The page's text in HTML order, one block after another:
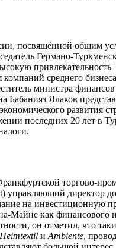
посвящённой общим
Германо-
привлекательность
компаний среднего
министра
Бабанияз Ялаков
развития
последних 20 лет в
торгово-
управляющий директор
на инвестиционную
Майне как финансового
он отметил, что
Heimtextil и Ambiente,